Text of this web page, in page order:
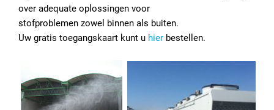
over adequate oplossingen voor
stofproblemen zowel binnen als buiten.
Uw gratis toegangskaart kunt u hier bestellen.